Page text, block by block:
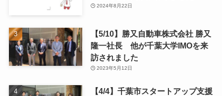
2024年8月22日
【5/10】勝又自動車株式会社 勝又
隆一社長 他が千葉大学IMOを来
訪されました
2023年5月12日
【4/4】千葉市スタートアップ支援